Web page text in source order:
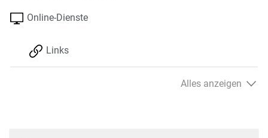
Online-Dienste
Links
Alles anzeigen